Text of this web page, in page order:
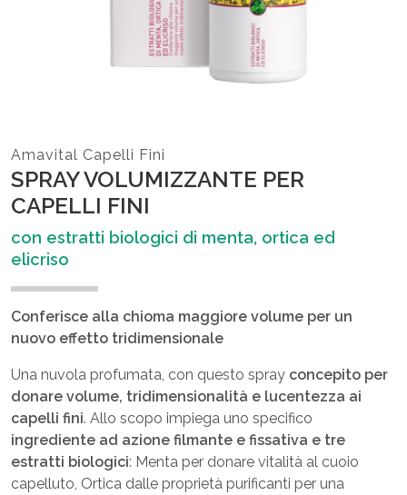
Amavital Capelli Fini
SPRAY VOLUMIZZANTE PER
CAPELLI FINI
con estratti biologici di menta, ortica ed
elicriso
Conferisce alla chioma maggiore volume per un
nuovo effetto tridimensionale
Una nuvola profumata, con questo spray concepito per
donare volume, tridimensionalità e lucentezza ai
capelli fini. Allo scopo impiega uno specifico
ingrediente ad azione filmante e fissativa e tre
estratti biologici: Menta per donare vitalità al cuoio
capelluto, Ortica dalle proprietà purificanti per una